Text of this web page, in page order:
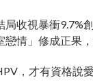
局收視暴衝9.7%
戀情」修成正果
，才有資格說愛